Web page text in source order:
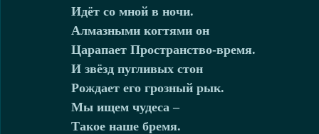
Идёт со мной в ночи.
Алмазными когтями он
Царапает Пространство-время.
И звёзд пугливых стон
Рождает его грозный рык.
Мы ищем чудеса –
Такое наше бремя.